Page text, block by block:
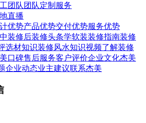
团队 团队定制服务
直播
优势产品优势交付优势服务优势
装修后装修头条学软装装修指南装修
选材知识装修风水知识视频了解装修
口碑售后服务客户评价企业文化杰美
企业动态业主建议联系杰美